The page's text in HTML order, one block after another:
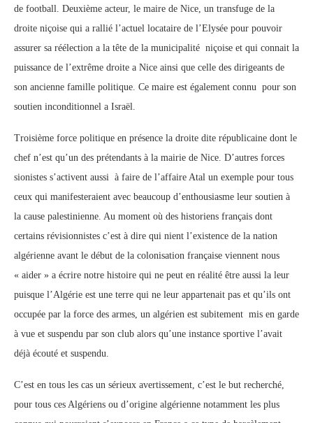
de football. Deuxième acteur, le maire de Nice, un transfuge de la
droite niçoise qui a rallié l’actuel locataire de l’Elysée pour pouvoir
assurer sa réélection a la tête de la municipalité niçoise et qui connait la
puissance de l’extrême droite a Nice ainsi que celle des dirigeants de
son ancienne famille politique. Ce maire est également connu pour son
soutien inconditionnel a Israël.
Troisième force politique en présence la droite dite républicaine dont le
chef n’est qu’un des prétendants à la mairie de Nice. D’autres forces
sionistes s’activent aussi à faire de l’affaire Atal un exemple pour tous
ceux qui manifesteraient avec beaucoup d’enthousiasme leur soutien à
la cause palestinienne. Au moment où des historiens français dont
certains révisionnistes c’est à dire qui nient l’existence de la nation
algérienne avant le début de la colonisation française viennent nous
« aider » a écrire notre histoire qui ne peut en réalité être aussi la leur
puisque l’Algérie est une terre qui ne leur appartenait pas et qu’ils ont
occupée par la force des armes, un algérien est subitement mis en garde
à vue et suspendu par son club alors qu’une instance sportive l’avait
déjà écouté et suspendu.
C’est en tous les cas un sérieux avertissement, c’est le but recherché,
pour tous ces Algériens ou d’origine algérienne notamment les plus